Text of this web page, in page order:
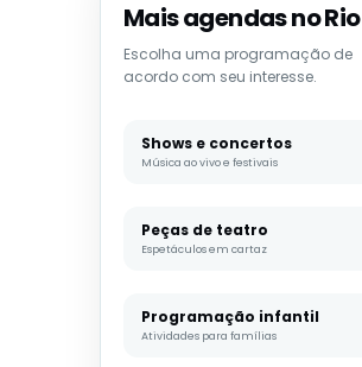
Mais agendas no Rio
Escolha uma programação de
acordo com seu interesse.
Shows e concertos
Música ao vivo e festivais
Peças de teatro
Espetáculos em cartaz
Programação infantil
Atividades para famílias